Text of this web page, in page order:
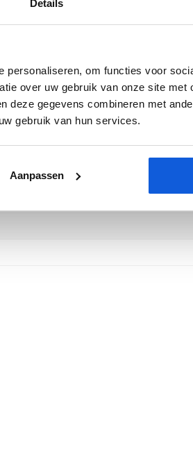
Details
om functies voor
over uw gebruik van onze site met
deze gegevens combineren met
gebruik van hun services.
Aanpassen